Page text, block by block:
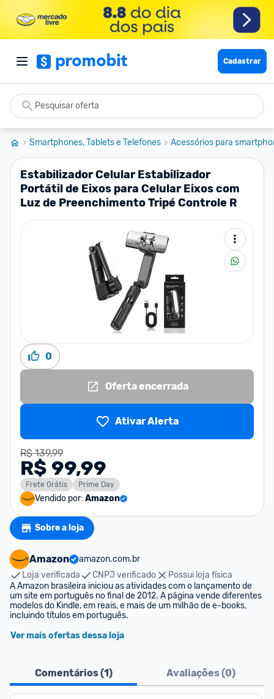
Cadastrar
Smartphones, Tablets e Telefones Acessórios para
Estabilizador Celular Estabilizador
Portátil de Eixos para Celular Eixos com
Luz de Preenchimento Tripé Controle R
0
Oferta encerrada
Ativar Alerta
R$ 139,99
R$ 99,99
Frete Grátis Prime Day
Vendido por: Amazon
Sobre a loja
Amazon
amazon.com.br
Loja verificada
CNPJ verificado
Possui loja física
A Amazon brasileira iniciou as atividades com o lançamento de
um site em português no final de 2012. A página vende diferentes
modelos do Kindle, em reais, e mais de um milhão de e-books,
incluindo títulos em português.
Ver mais ofertas dessa loja
Comentários (1) Avaliações (0)